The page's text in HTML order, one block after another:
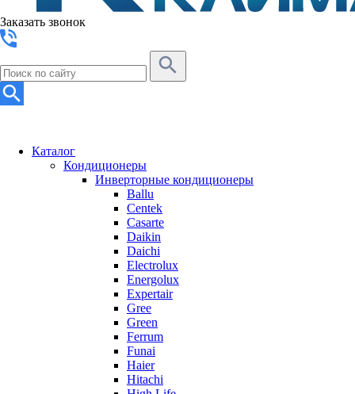
Заказать звонок
Каталог
Кондиционеры
Инверторные кондиционеры
Ballu
Centek
Casarte
Daikin
Daichi
Electrolux
Energolux
Expertair
Gree
Green
Ferrum
Funai
Haier
Hitachi